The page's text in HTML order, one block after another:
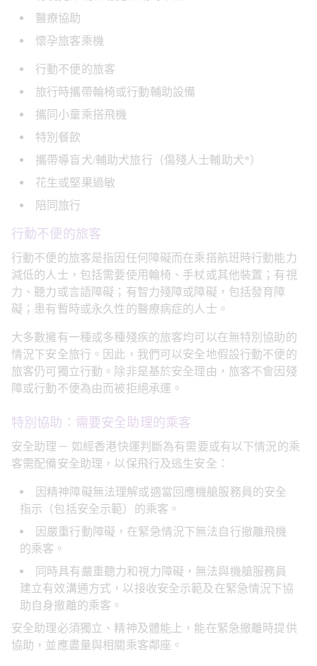
醫療協助
懷孕旅客乘機
行動不便的旅客
旅行時攜帶輪椅或行動輔助設備
攜同小童乘搭飛機
特別餐飲
攜帶導盲犬/輔助犬旅行（傷殘人士輔助犬*）
花生或堅果過敏
陪同旅行
行動不便的旅客
行動不便的旅客是指因任何障礙而在乘搭航班時行動能力
減低的人士，包括需要使用輪椅、手杖或其他裝置；有視
力、聽力或言語障礙；有智力殘障或障礙，包括發育障
礙；患有暫時或永久性的醫療病症的人士。
大多數擁有一種或多種殘疾的旅客均可以在無特別協助的
情況下安全旅行。因此，我們可以安全地假設行動不便的
旅客仍可獨立行動。除非是基於安全理由，旅客不會因殘
障或行動不便為由而被拒絕承運。
特別協助：需要安全助理的乘客
安全助理－ 如經香港快運判斷為有需要或有以下情況的乘
客需配備安全助理，以保飛行及逃生安全：
因精神障礙無法理解或適當回應機艙服務員的安全
指示（包括安全示範）的乘客。
因嚴重行動障礙，在緊急情況下無法自行撤離飛機
的乘客。
同時具有嚴重聽力和視力障礙，無法與機艙服務員
建立有效溝通方式，以接收安全示範及在緊急情況下協
助自身撤離的乘客。
安全助理必須獨立、精神及體能上，能在緊急撤離時提供
協助，並應盡量與相關乘客鄰座。